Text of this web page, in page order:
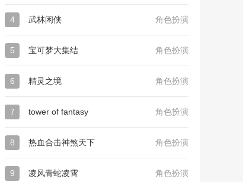
4 武林闲侠 角色扮演
5 宝可梦大集结 角色扮演
6 精灵之境 角色扮演
7 tower of fantasy 角色扮演
8 热血合击神煞天下 角色扮演
9 凌风青蛇凌霄 角色扮演